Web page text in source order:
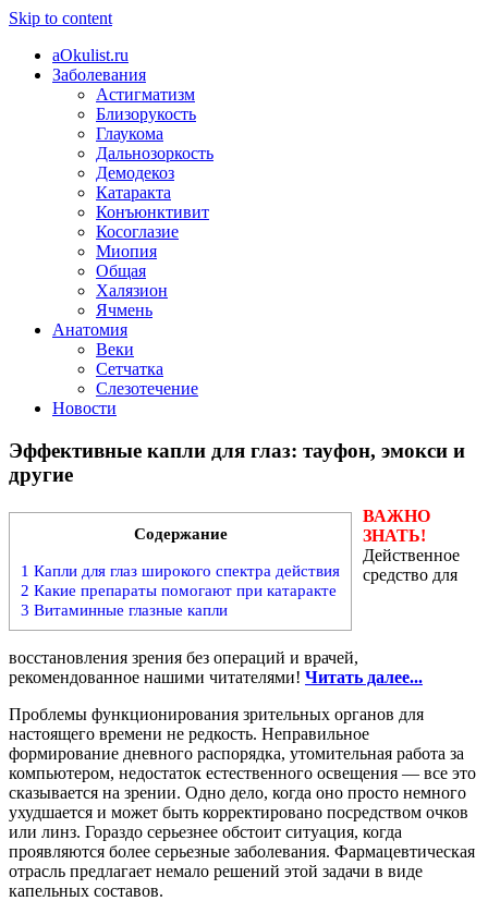
Skip to content
aOkulist.ru
Заболевания
Астигматизм
Близорукость
Глаукома
Дальнозоркость
Демодекоз
Катаракта
Конъюнктивит
Косоглазие
Миопия
Общая
Халязион
Ячмень
Анатомия
Веки
Сетчатка
Слезотечение
Новости
Эффективные капли для глаз: тауфон, эмокси и
другие
Содержание
1 Капли для глаз широкого спектра действия
2 Какие препараты помогают при катаракте
3 Витаминные глазные капли
ВАЖНО
ЗНАТЬ!
Действенное
средство для
восстановления зрения без операций и врачей,
рекомендованное нашими читателями! Читать далее...
Проблемы функционирования зрительных органов для
настоящего времени не редкость. Неправильное
формирование дневного распорядка, утомительная работа за
компьютером, недостаток естественного освещения — все это
сказывается на зрении. Одно дело, когда оно просто немного
ухудшается и может быть корректировано посредством очков
или линз. Гораздо серьезнее обстоит ситуация, когда
проявляются более серьезные заболевания. Фармацевтическая
отрасль предлагает немало решений этой задачи в виде
капельных составов.